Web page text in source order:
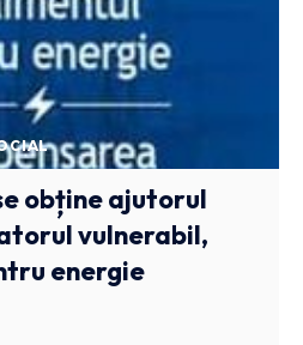
obține ajutorul
vulnerabil,
energie